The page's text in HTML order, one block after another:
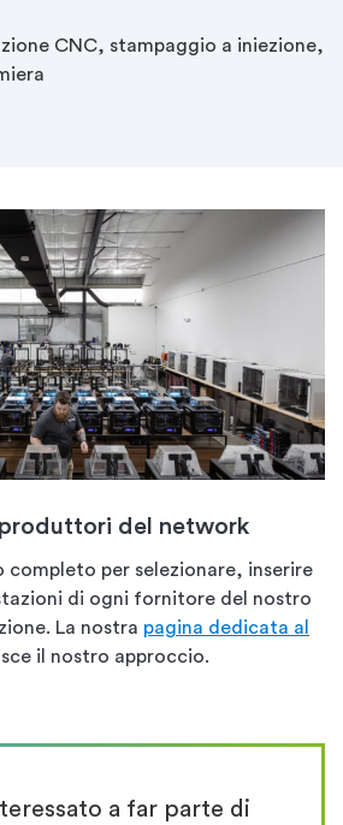
CNC, stampaggio a iniezione,
del network
completo per selezionare, inserire
di ogni fornitore del nostro
La nostra pagina dedicata al
il nostro approccio.
a far parte di